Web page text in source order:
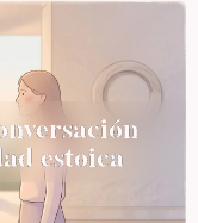
estoica